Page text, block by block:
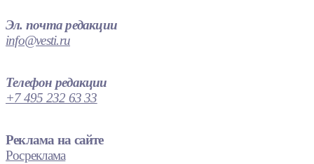
Эл. почта редакции
info@vesti.ru
Телефон редакции
+7 495 232 63 33
Реклама на сайте
Росреклама